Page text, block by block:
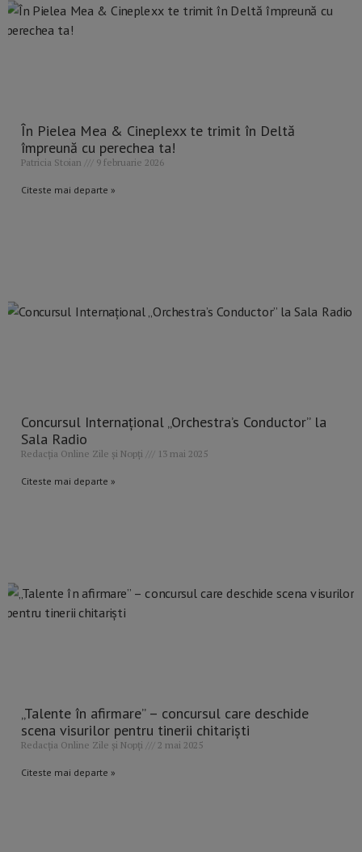
În Pielea Mea & Cineplexx te trimit în Deltă
împreună cu perechea ta!
Patricia Stoian 9 februarie 2026
Citeste mai departe »
Concursul Internațional „Orchestra’s Conductor” la
Sala Radio
Redacția Online Zile și Nopți 13 mai 2025
Citeste mai departe »
„Talente în afirmare” – concursul care deschide
scena visurilor pentru tinerii chitariști
Redacția Online Zile și Nopți 2 mai 2025
Citeste mai departe »